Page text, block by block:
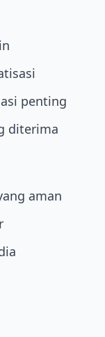
penting
diterima
aman